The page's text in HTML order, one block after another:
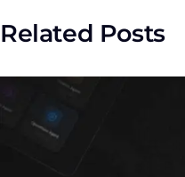
Related Posts